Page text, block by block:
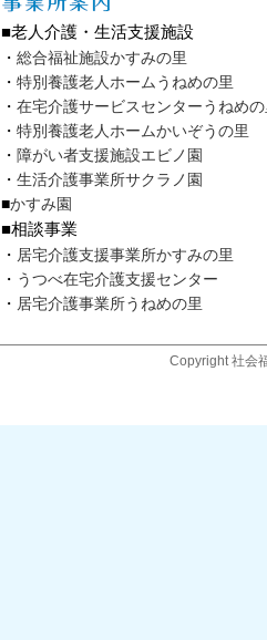
■老人介護・生活支援施設
・ 総合福祉施設かすみの里
・ 特別養護老人ホームうねめの里
・ 在宅介護サービスセンターうねめ
・ 特別養護老人ホームかいぞうの里
・ 障がい者支援施設エビノ園
・ 生活介護事業所サクラノ園
■かすみ園
■相談事業
・ 居宅介護支援事業所かすみの里
・ うつべ在宅介護支援センター
・ 居宅介護事業所うねめの里
Copyright 社会